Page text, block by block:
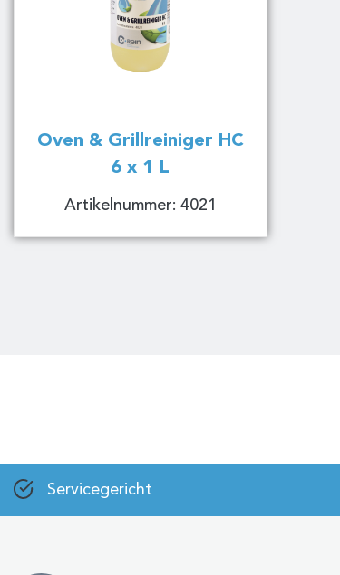
Oven & Grillreiniger HC
6 x 1 L
Artikelnummer: 4021
Servicegericht